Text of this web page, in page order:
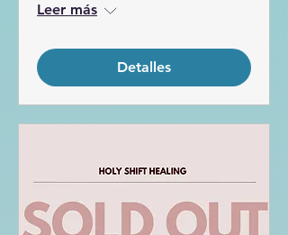
Leer más
Detalles